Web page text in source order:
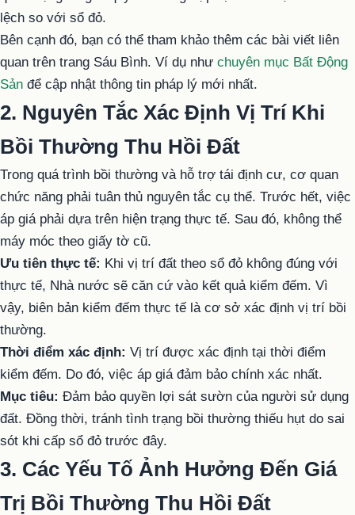
lệch so với sổ đỏ.
Bên cạnh đó, bạn có thể tham khảo thêm các bài viết liên
quan trên trang Sáu Bình. Ví dụ như chuyên mục Bất Động
Sản để cập nhật thông tin pháp lý mới nhất.
2. Nguyên Tắc Xác Định Vị Trí Khi
Bồi Thường Thu Hồi Đất
Trong quá trình bồi thường và hỗ trợ tái định cư, cơ quan
chức năng phải tuân thủ nguyên tắc cụ thể. Trước hết, việc
áp giá phải dựa trên hiện trạng thực tế. Sau đó, không thể
máy móc theo giấy tờ cũ.
Ưu tiên thực tế: Khi vị trí đất theo sổ đỏ không đúng với
thực tế, Nhà nước sẽ căn cứ vào kết quả kiểm đếm. Vì
vậy, biên bản kiểm đếm thực tế là cơ sở xác định vị trí bồi
thường.
Thời điểm xác định: Vị trí được xác định tại thời điểm
kiểm đếm. Do đó, việc áp giá đảm bảo chính xác nhất.
Mục tiêu: Đảm bảo quyền lợi sát sườn của người sử dụng
đất. Đồng thời, tránh tình trạng bồi thường thiếu hụt do sai
sót khi cấp sổ đỏ trước đây.
3. Các Yếu Tố Ảnh Hưởng Đến Giá
Trị Bồi Thường Thu Hồi Đất